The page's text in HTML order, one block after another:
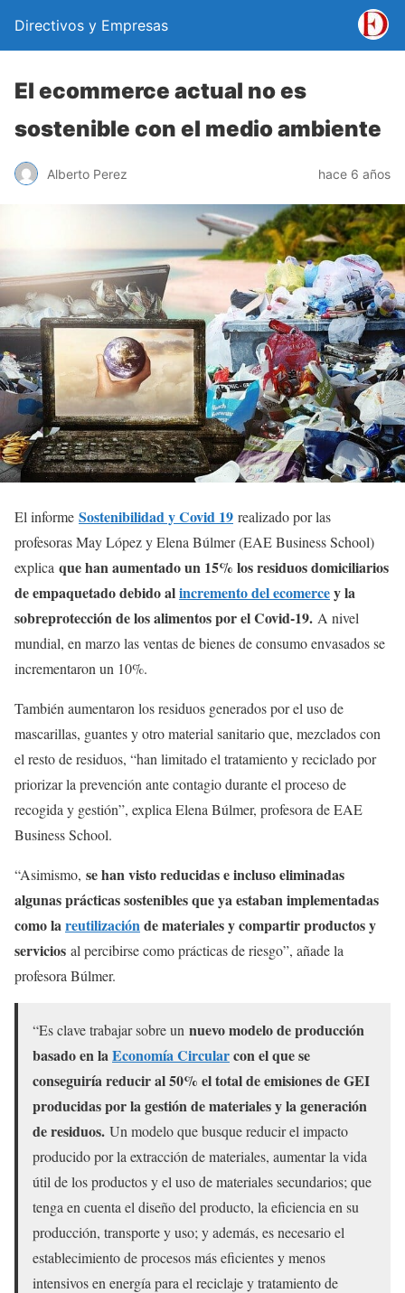
Directivos y Empresas
El ecommerce actual no es
sostenible con el medio ambiente
Alberto Perez hace 6 años
El informe Sostenibilidad y Covid 19 realizado por las
profesoras May López y Elena Búlmer (EAE Business School)
explica que han aumentado un 15% los residuos domiciliarios
de empaquetado debido alincremento del ecomercey la
sobreprotección de los alimentos por el Covid-19. A nivel
mundial, en marzo las ventas de bienes de consumo envasados se
incrementaron un 10%.
También aumentaron los residuos generados por el uso de
mascarillas, guantes y otro material sanitario que, mezclados con
el resto de residuos, “han limitado el tratamiento y reciclado por
priorizar la prevención ante contagio durante el proceso de
recogida y gestión”, explica Elena Búlmer, profesora de EAE
Business School.
“Asimismo, se han visto reducidas e incluso eliminadas
algunas prácticas sostenibles que ya estaban implementadas
como lareutilizaciónde materiales y compartir productos y
servicios al percibirse como prácticas de riesgo”, añade la
profesora Búlmer.
“Es clave trabajar sobre un nuevo modelo de producción
basado en laEconomía Circularcon el que se
conseguiría reducir al 50% el total de emisiones de GEI
producidas por la gestión de materiales y la generación
de residuos. Un modelo que busque reducir el impacto
producido por la extracción de materiales, aumentar la vida
útil de los productos y el uso de materiales secundarios; que
tenga en cuenta el diseño del producto, la eficiencia en su
producción, transporte y uso; y además, es necesario el
establecimiento de procesos más eficientes y menos
intensivos en energía para el reciclaje y tratamiento de